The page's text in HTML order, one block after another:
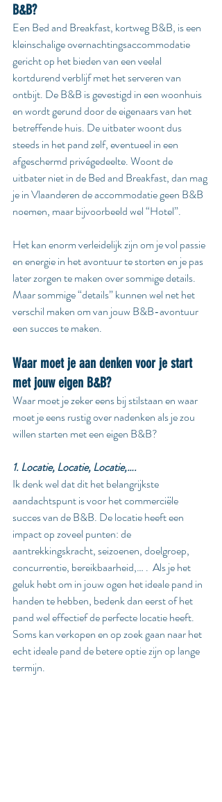
B&B?
Een Bed and Breakfast, kortweg B&B, is een
kleinschalige overnachtingsaccommodatie
gericht op het bieden van een veelal
kortdurend verblijf met het serveren van
ontbijt. De B&B is gevestigd in een woonhuis
en wordt gerund door de eigenaars van het
betreffende huis. De uitbater woont dus
steeds in het pand zelf, eventueel in een
afgeschermd privégedeelte. Woont de
uitbater niet in de Bed and Breakfast, dan mag
je in Vlaanderen de accommodatie geen B&B
noemen, maar bijvoorbeeld wel “Hotel”.
Het kan enorm verleidelijk zijn om je vol passie
en energie in het avontuur te storten en je pas
later zorgen te maken over sommige details.
Maar sommige “details” kunnen wel net het
verschil maken om van jouw B&B-avontuur
een succes te maken.
Waar moet je aan denken voor je start
met jouw eigen B&B?
Waar moet je zeker eens bij stilstaan en waar
moet je eens rustig over nadenken als je zou
willen starten met een eigen B&B?
1. Locatie, Locatie, Locatie,….
Ik denk wel dat dit het belangrijkste
aandachtspunt is voor het commerciële
succes van de B&B. De locatie heeft een
impact op zoveel punten: de
aantrekkingskracht, seizoenen, doelgroep,
concurrentie, bereikbaarheid,… .  Als je het
geluk hebt om in jouw ogen het ideale pand in
handen te hebben, bedenk dan eerst of het
pand wel effectief de perfecte locatie heeft.
Soms kan verkopen en op zoek gaan naar het
echt ideale pand de betere optie zijn op lange
termijn.